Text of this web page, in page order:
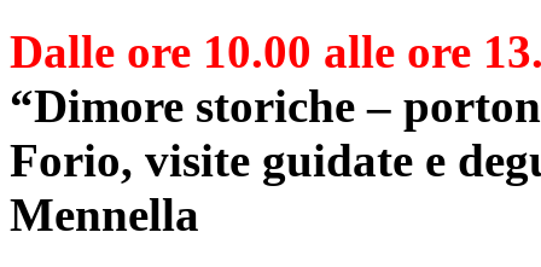
Dalle ore 10.00 alle ore
“Dimore storiche –
Forio, visite guidate e
Mennella